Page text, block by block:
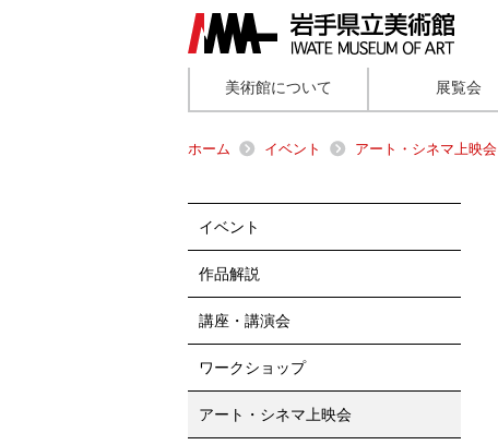
美術館について 展覧会
ホーム イベント アート・シネマ上映会
イベント
作品解説
講座・講演会
ワークショップ
アート・シネマ上映会